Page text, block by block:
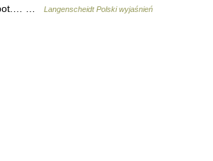
pot.… …
Langenscheidt Polski wyjaśnień